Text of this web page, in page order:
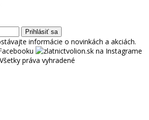
Prihlásiť sa
informácie o novinkách a akciách.
práva vyhradené